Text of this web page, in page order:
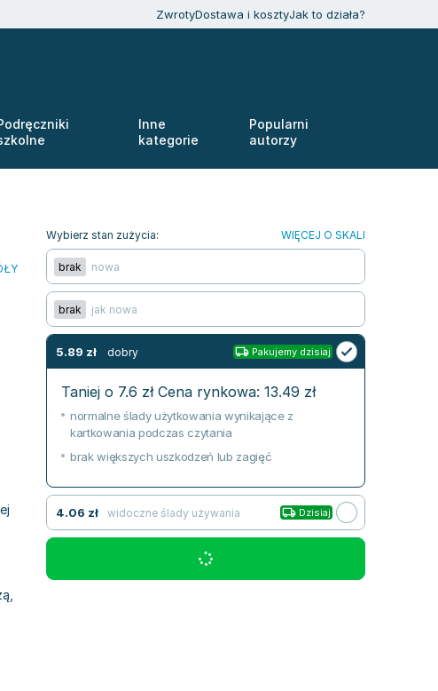
ZwrotyDostawa i kosztyJak to działa?
Inne
kategorie
Popularni
autorzy
Wybierz stan zużycia: WIĘCEJ O SKALI
brak nowa
brak jak nowa
5.89 zł dobry Pakujemy dzisiaj
Taniej o 7.6 zł Cena rynkowa: 13.49 zł
normalne ślady użytkowania wynikające z
kartkowania podczas czytania
brak większych uszkodzeń lub zagięć
4.06 zł widoczne ślady używania Dzisiaj